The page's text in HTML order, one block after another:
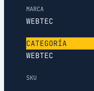
MARCA
WEBTEC
CATEGORÍA
WEBTEC
SKU